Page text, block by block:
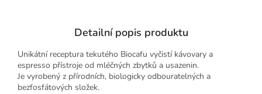
Detailní popis produktu
Unikátní receptura tekutého Biocafu vyčistí kávovary a
espresso přístroje od mléčných zbytků a usazenin.
Je vyrobený z přírodních, biologicky odbouratelných a
bezfosfátových složek.